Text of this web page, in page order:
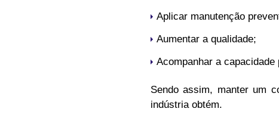
Aplicar manutenção
Aumentar a qualidade;
Acompanhar a
Sendo assim, manter um
indústria obtém.